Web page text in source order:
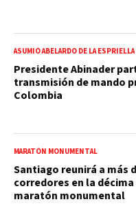
ASUMIÓ ABELARDO DE LA ESPRIELLA
Presidente Abinader
transmisión de mando
Colombia
MARATÓN MONUMENTAL
Santiago reunirá a más
corredores en la
maratón monumental